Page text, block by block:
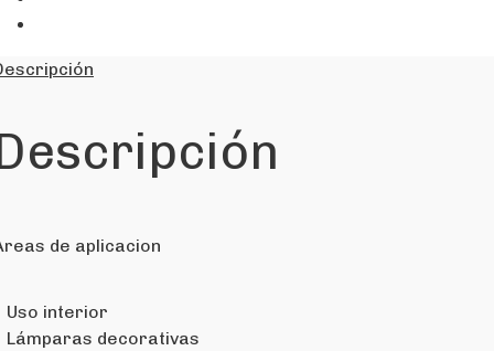
de aplicacion
Uso interior
Lámparas decorativas